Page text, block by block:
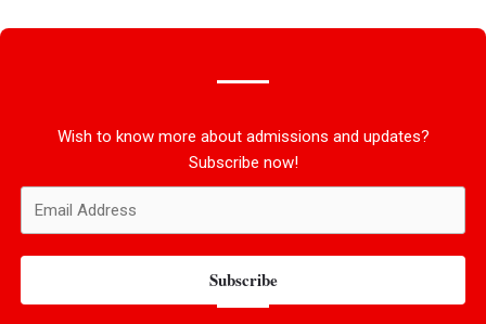
Wish to know more about admissions and updates?
Subscribe now!
Subscribe